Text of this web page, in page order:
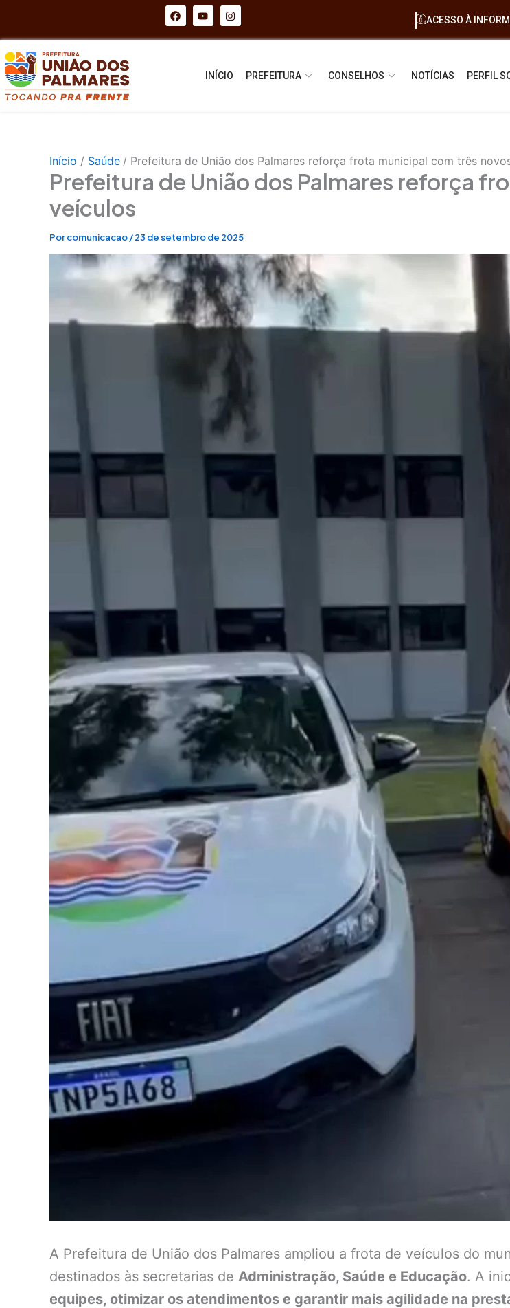
o
conteúdo
F
a
c
e
Y
o
u
t
e
I
n
s
t
r
a
ACESSO À
INÍCIO PREFEITURA CONSELHOS NOTÍCIAS PERFIL
Início Saúde Prefeitura de União dos Palmares reforça frota municipal com três
Prefeitura de União dos Palmares reforça
veículos
Porcomunicacao/23 de setembro de 2025
A Prefeitura de União dos Palmares ampliou a frota de veículos do
destinados às secretarias de Administração, Saúde e Educação. A
equipes, otimizar os atendimentos e garantir mais agilidade na